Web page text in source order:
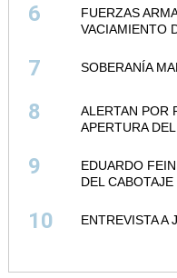
6
FUERZAS
VACIAMIENTO
7 SOBERANÍA
8
ALERTAN POR
APERTURA
9
EDUARDO
DEL CABOTAJE
10 ENTREVISTA A